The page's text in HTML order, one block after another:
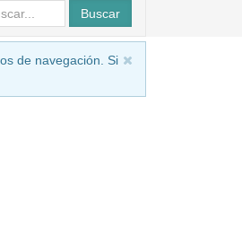
Buscar
de navegación. Si